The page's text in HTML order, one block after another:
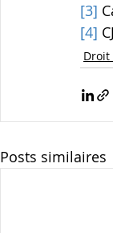
[3]
[4]
Posts similaires